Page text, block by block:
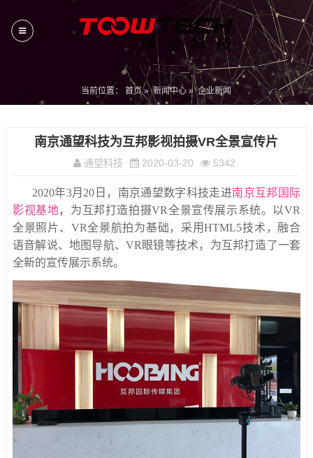
当前位置：首页»新闻中心 »企业新闻
南京通望科技为互邦影视拍摄VR全景宣传片
通望科技 2020-03-20 5342
2020年3月20日，南京通望数字科技走进南京互邦国际
影视基地，为互邦打造拍摄VR全景宣传展示系统。以VR
全景照片、VR全景航拍为基础，采用HTML5技术，融合
语音解说、地图导航、VR眼镜等技术，为互邦打造了一套
全新的宣传展示系统。